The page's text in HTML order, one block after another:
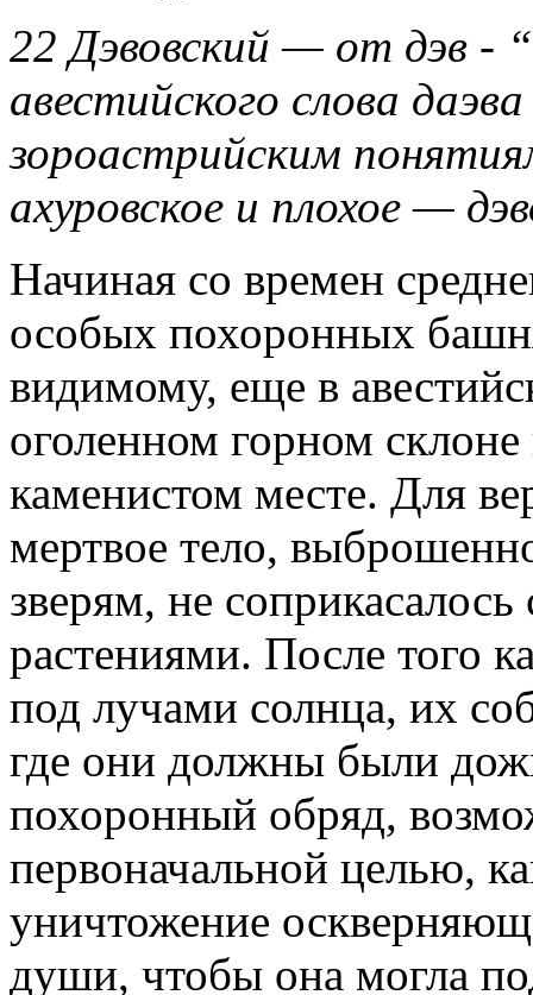
22 Дэвовский — от дэв -
авестийского слова
зороастрийским
ахуровское и плохое —
Начиная со времен
особых похоронных
видимому, еще в
оголенном горном
каменистом месте. Для
мертвое тело,
зверям, не
растениями. После того
под лучами солнца, их
где они должны были
похоронный обряд,
первоначальной целью,
уничтожение
души, чтобы она могла